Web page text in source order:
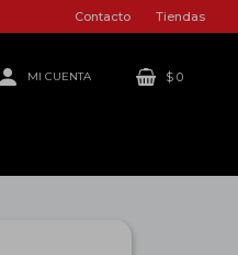
$ 0
Contacto Tiendas